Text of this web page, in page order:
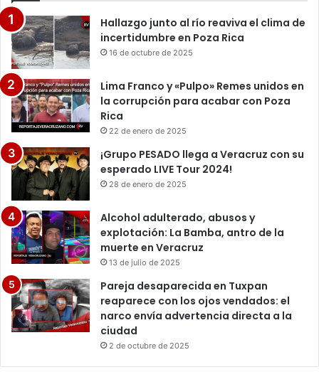
Hallazgo junto al río reaviva el clima de
incertidumbre en Poza Rica
16 de octubre de 2025
Lima Franco y «Pulpo» Remes unidos en
la corrupción para acabar con Poza
Rica
22 de enero de 2025
¡Grupo PESADO llega a Veracruz con su
esperado LIVE Tour 2024!
28 de enero de 2025
Alcohol adulterado, abusos y
explotación: La Bamba, antro de la
muerte en Veracruz
13 de julio de 2025
Pareja desaparecida en Tuxpan
reaparece con los ojos vendados: el
narco envía advertencia directa a la
ciudad
2 de octubre de 2025